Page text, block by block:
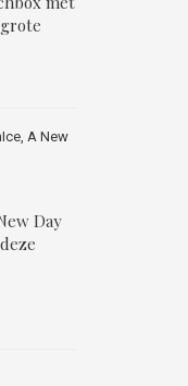
Day